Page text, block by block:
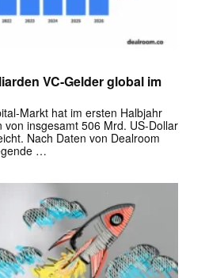
VC-Gelder global im
Markt hat im ersten Halbjahr
insgesamt 506 Mrd. US-Dollar
Nach Daten von Dealroom
…